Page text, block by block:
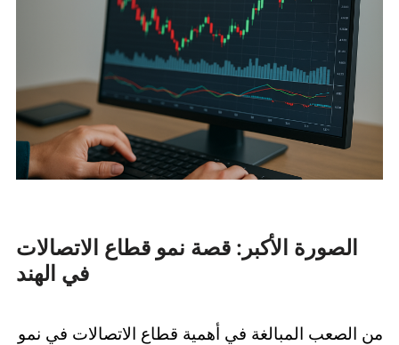
الصورة الأكبر: قصة نمو قطاع الاتصالات
في الهند
من الصعب المبالغة في أهمية قطاع الاتصالات في نمو